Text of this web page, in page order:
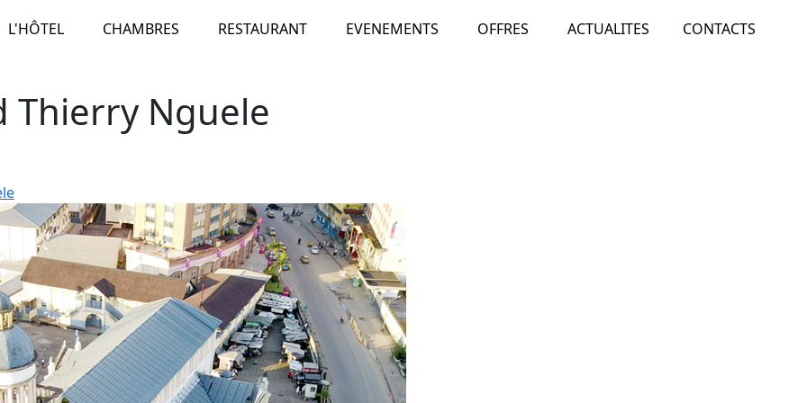
L'HÔTEL CHAMBRES RESTAURANT EVENEMENTS OFFRES ACTUALITES CONTACTS
Thierry Nguele